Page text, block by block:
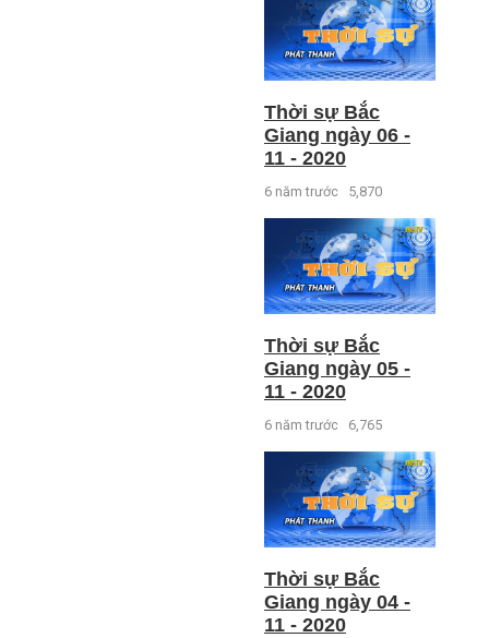
Thời sự Bắc
Giang ngày 06 -
11 - 2020
6 năm trước 5,870
Thời sự Bắc
Giang ngày 05 -
11 - 2020
6 năm trước 6,765
Thời sự Bắc
Giang ngày 04 -
11 - 2020